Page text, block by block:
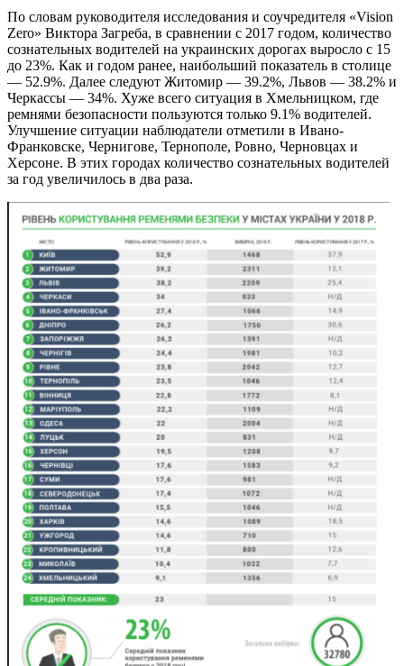
По словам руководителя исследования и соучредителя «Vision
Zero» Виктора Загреба, в сравнении с 2017 годом, количество
сознательных водителей на украинских дорогах выросло с 15
до 23%. Как и годом ранее, наибольший показатель в столице
— 52.9%. Далее следуют Житомир — 39.2%, Львов — 38.2% и
Черкассы — 34%. Хуже всего ситуация в Хмельницком, где
ремнями безопасности пользуются только 9.1% водителей.
Улучшение ситуации наблюдатели отметили в Ивано-
Франковске, Чернигове, Тернополе, Ровно, Черновцах и
Херсоне. В этих городах количество сознательных водителей
за год увеличилось в два раза.